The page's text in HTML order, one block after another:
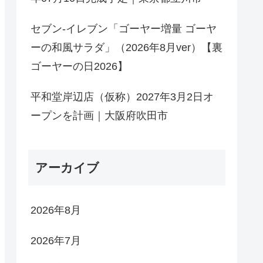
セブン-イレブン「ゴーヤー増量 ゴーヤ
ーの和風サラダ」（2026年8月ver）【裏
ゴーヤーの日2026】
平和堂岸辺店（仮称）2027年3月2日オ
ープンを計画｜大阪府吹田市
アーカイブ
2026年8月
2026年7月